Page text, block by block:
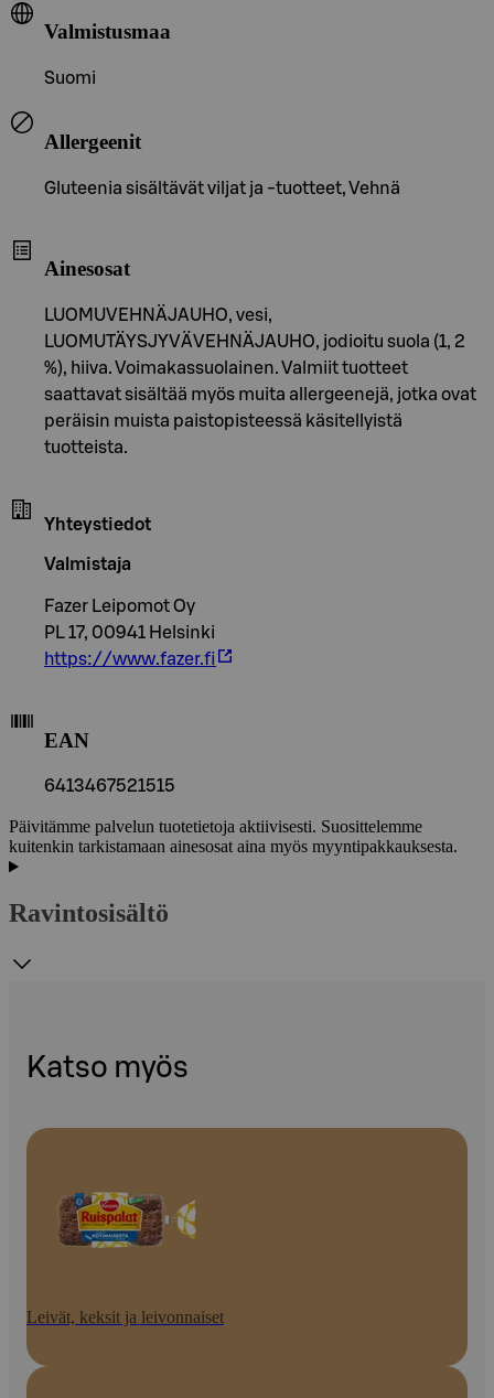
Valmistusmaa
Suomi
Allergeenit
Gluteenia sisältävät viljat ja -tuotteet, Vehnä
Ainesosat
LUOMUVEHNÄJAUHO, vesi,
LUOMUTÄYSJYVÄVEHNÄJAUHO, jodioitu suola (1, 2
%), hiiva. Voimakassuolainen. Valmiit tuotteet
saattavat sisältää myös muita allergeenejä, jotka ovat
peräisin muista paistopisteessä käsitellyistä
tuotteista.
Yhteystiedot
Valmistaja
Fazer Leipomot Oy
PL 17, 00941 Helsinki
https://www.fazer.fi
EAN
6413467521515
Päivitämme palvelun tuotetietoja aktiivisesti. Suosittelemme
kuitenkin tarkistamaan ainesosat aina myös myyntipakkauksesta.
Ravintosisältö
Katso myös
Leivät, keksit ja leivonnaiset